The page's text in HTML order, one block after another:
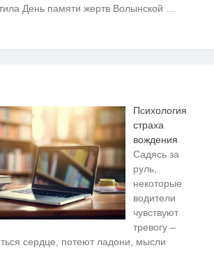
День памяти жертв Волынской
Психология
страха
вождения
Садясь за
руль,
некоторые
водители
чувствуют
тревогу –
сердце, потеют ладони, мысли
Что люди вытворяют,